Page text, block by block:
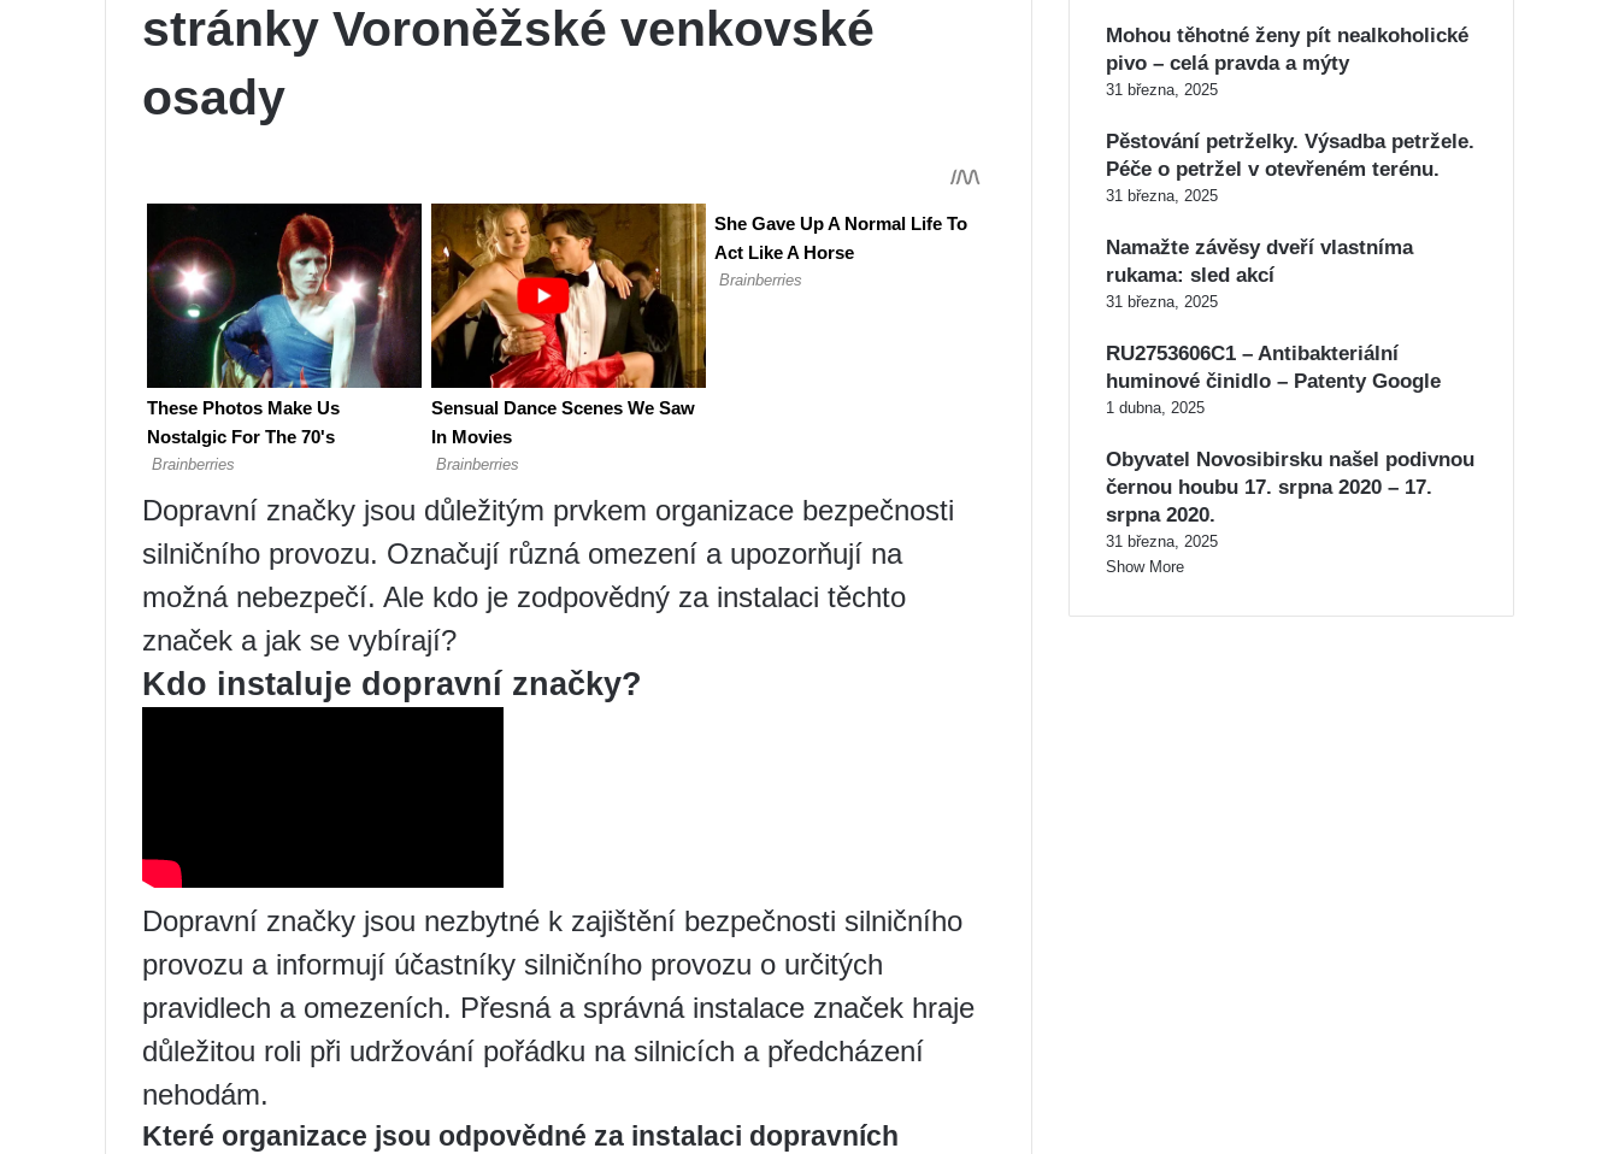
stránky Voroněžské venkovské
osady
Dopravní značky jsou důležitým prvkem organizace bezpečnosti
silničního provozu. Označují různá omezení a upozorňují na
možná nebezpečí. Ale kdo je zodpovědný za instalaci těchto
značek a jak se vybírají?
Kdo instaluje dopravní značky?
Dopravní značky jsou nezbytné k zajištění bezpečnosti silničního
provozu a informují účastníky silničního provozu o určitých
pravidlech a omezeních. Přesná a správná instalace značek hraje
důležitou roli při udržování pořádku na silnicích a předcházení
nehodám.
Které organizace jsou odpovědné za instalaci dopravních
Mohou těhotné ženy pít nealkoholické
pivo – celá pravda a mýty
31 března, 2025
Pěstování petrželky. Výsadba petržele.
Péče o petržel v otevřeném terénu.
31 března, 2025
Namažte závěsy dveří vlastníma
rukama: sled akcí
31 března, 2025
RU2753606C1 – Antibakteriální
huminové činidlo – Patenty Google
1 dubna, 2025
Obyvatel Novosibirsku našel podivnou
černou houbu 17. srpna 2020 – 17.
srpna 2020.
31 března, 2025
Show More